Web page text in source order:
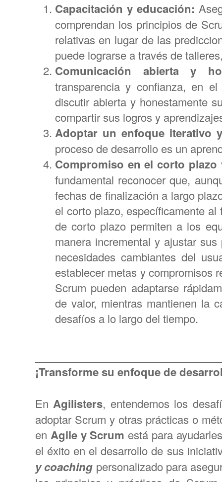
Capacitación y educación:
comprendan los principios de
relativas en lugar de las
puede lograrse a través de
Comunicación abierta y
transparencia y confianza, en
discutir abierta y honestamente
compartir sus logros y
Adoptar un enfoque iterativo
proceso de desarrollo es un
Compromiso en el corto
fundamental reconocer que,
fechas de finalización a largo
el corto plazo, específicamente
de corto plazo permiten a los
manera incremental y ajustar
necesidades cambiantes del
establecer metas y compromisos
Scrum pueden adaptarse
de valor, mientras mantienen la
desafíos a lo largo del tiempo.
¡Transforme su enfoque de
En Agilisters, entendemos los
adoptar Scrum y otras prácticas o
en Agile y Scrum está para
el éxito en el desarrollo de sus
y coaching personalizado para